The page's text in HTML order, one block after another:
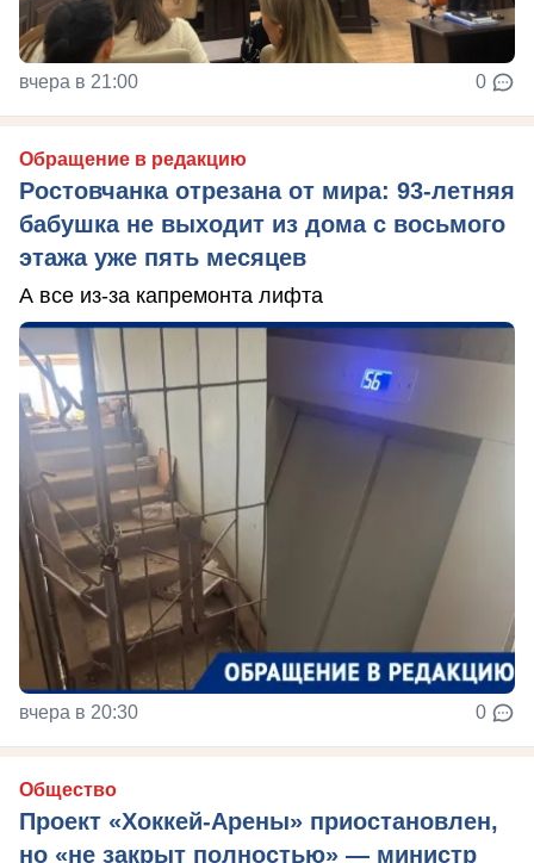
вчера в 21:00 0
Обращение в редакцию
Ростовчанка отрезана от мира: 93-летняя
бабушка не выходит из дома с восьмого
этажа уже пять месяцев
А все из-за капремонта лифта
вчера в 20:30 0
Общество
Проект «Хоккей-Арены» приостановлен,
но «не закрыт полностью» — министр